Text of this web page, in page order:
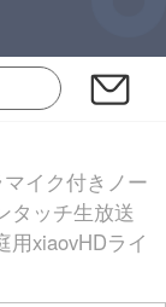
イク付きノー
タッチ生放送
用xiaovHDライ